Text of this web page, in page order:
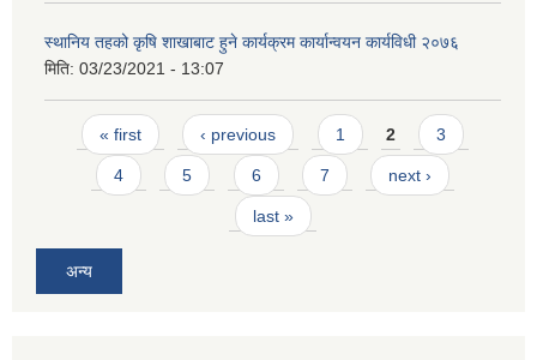
स्थानिय तहको कृषि शाखाबाट हुने कार्यक्रम कार्यान्वयन कार्यविधी २०७६
मिति: 03/23/2021 - 13:07
Pages
« first ‹ previous 1 2 3
4 5 6 7 next ›
last »
अन्य